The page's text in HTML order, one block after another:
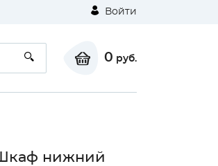
Войти
0 руб.
нижний